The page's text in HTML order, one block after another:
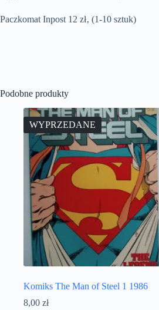
Paczkomat Inpost 12 zł‚ (1-10 sztuk)
Podobne produkty
WYPRZEDANE
Komiks The Man of Steel 1 1986
8,00 zł